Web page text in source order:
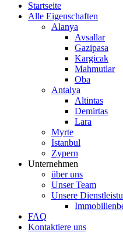
Startseite
Alle Eigenschaften
Alanya
Avsallar
Gazipasa
Kargicak
Mahmutlar
Oba
Antalya
Altintas
Demirtas
Lara
Myrte
Istanbul
Zypern
Unternehmen
über uns
Unser Team
Unsere
FAQ
Kontaktiere uns